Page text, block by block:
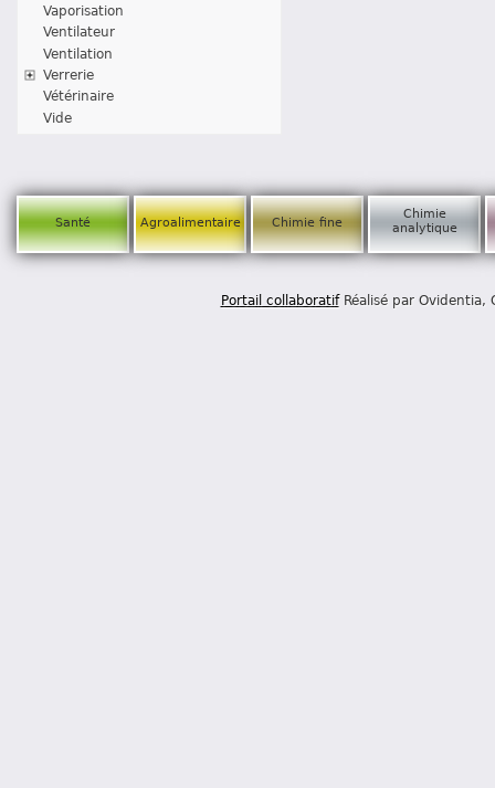
Vaporisation
Ventilateur
Ventilation
Verrerie
Vétérinaire
Vide
Santé Agroalimentaire Chimie fine
Chimie
analytique
Portail collaboratifRéalisé par Ovidentia,